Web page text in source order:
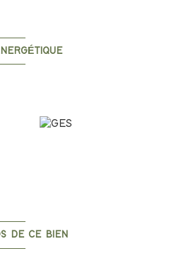
aménagements extérieurs.
activité professionnelle ou
DE CE BIEN